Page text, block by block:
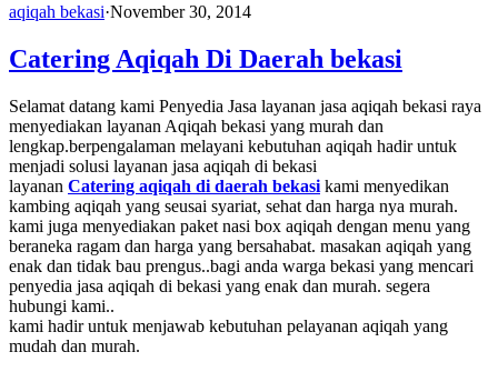
aqiqah bekasi·November 30, 2014
Catering Aqiqah Di Daerah bekasi
Selamat datang kami Penyedia Jasa layanan jasa aqiqah bekasi raya
menyediakan layanan Aqiqah bekasi yang murah dan
lengkap.berpengalaman melayani kebutuhan aqiqah hadir untuk
menjadi solusi layanan jasa aqiqah di bekasi
layanan Catering aqiqah di daerah bekasi kami menyedikan
kambing aqiqah yang seusai syariat, sehat dan harga nya murah.
kami juga menyediakan paket nasi box aqiqah dengan menu yang
beraneka ragam dan harga yang bersahabat. masakan aqiqah yang
enak dan tidak bau prengus..bagi anda warga bekasi yang mencari
penyedia jasa aqiqah di bekasi yang enak dan murah. segera
hubungi kami..
kami hadir untuk menjawab kebutuhan pelayanan aqiqah yang
mudah dan murah.